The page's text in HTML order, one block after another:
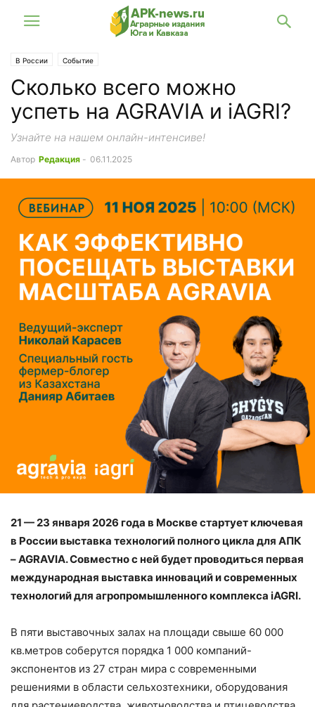
В России Событие
Сколько всего можно
успеть на AGRAVIA и iAGRI?
Узнайте на нашем онлайн-интенсиве!
Автор Редакция - 06.11.2025
21 — 23 января 2026 года в Москве стартует ключевая
в России выставка технологий полного цикла для АПК
– AGRAVIA. Совместно с ней будет проводиться первая
международная выставка инноваций и современных
технологий для агропромышленного комплекса iAGRI.
В пяти выставочных залах на площади свыше 60 000
кв.метров соберутся порядка 1 000 компаний-
экспонентов из 27 стран мира с современными
решениями в области сельхозтехники, оборудования